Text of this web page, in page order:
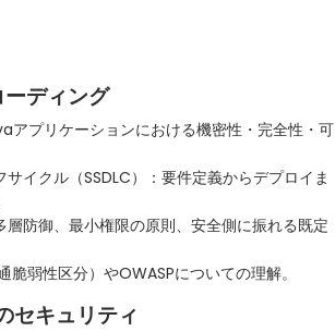
ーディング
アプリケーションにおける機密性・完全性・可
イクル（SSDLC）：要件定義からデプロイま
防御、最小権限の原則、安全側に振れる既定
弱性区分）やOWASPについての理解。
セキュリティ